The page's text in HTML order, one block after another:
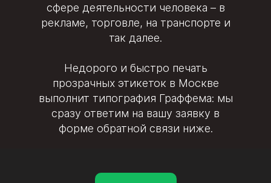
сфере деятельности человека – в
рекламе, торговле, на транспорте и
так далее.
Недорого и быстро печать
прозрачных этикеток в Москве
выполнит типография Граффема: мы
сразу ответим на вашу заявку в
форме обратной связи ниже.